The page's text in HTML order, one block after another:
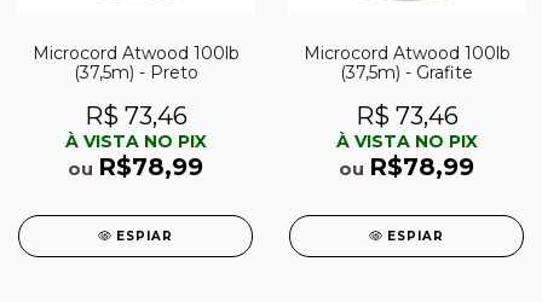
Microcord Atwood 100lb
(37,5m) - Preto
R$ 73,46
À VISTA NO PIX
ou R$78,99
ESPIAR
Microcord Atwood 100lb
(37,5m) - Grafite
R$ 73,46
À VISTA NO PIX
ou R$78,99
ESPIAR